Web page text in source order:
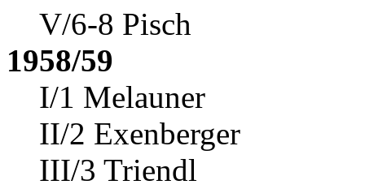
V/6-8 Pisch
1958/59
I/1 Melauner
II/2 Exenberger
III/3 Triendl